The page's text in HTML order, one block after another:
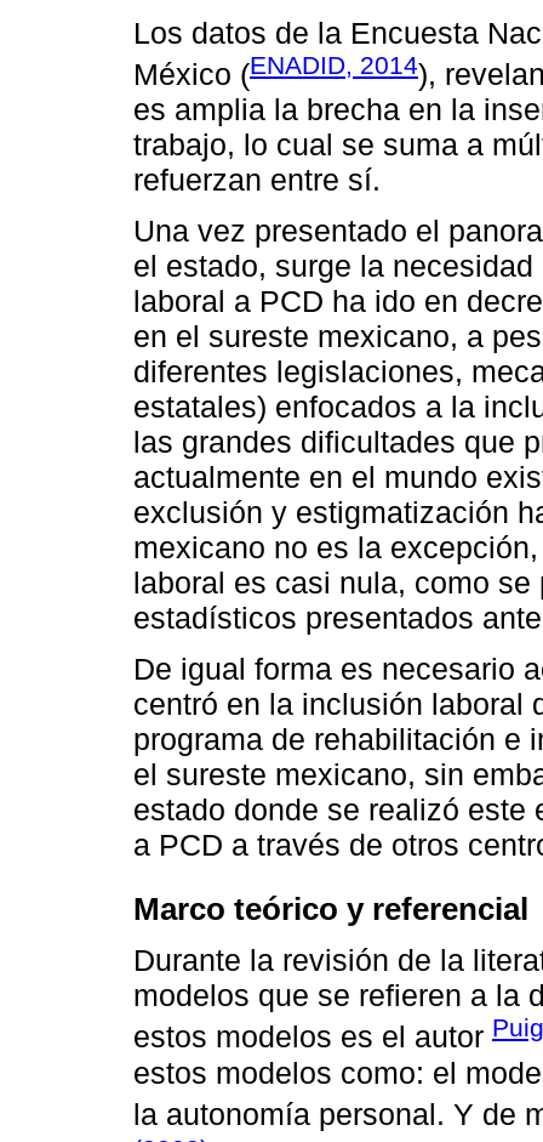
Los datos de la Encuesta
México (ENADID, 2014),
es amplia la brecha en la
trabajo, lo cual se suma a
refuerzan entre sí.
Una vez presentado el
el estado, surge la
laboral a PCD ha ido en
en el sureste mexicano, a
diferentes legislaciones,
estatales) enfocados a la
las grandes dificultades que
actualmente en el mundo
exclusión y estigmatización
mexicano no es la
laboral es casi nula, como
estadísticos presentados
De igual forma es necesario
centró en la inclusión laboral
programa de rehabilitación e
el sureste mexicano, sin
estado donde se realizó
a PCD a través de otros
Marco teórico y referencial
Durante la revisión de la
modelos que se refieren a la
estos modelos es el autor
estos modelos como: el
la autonomía personal. Y de